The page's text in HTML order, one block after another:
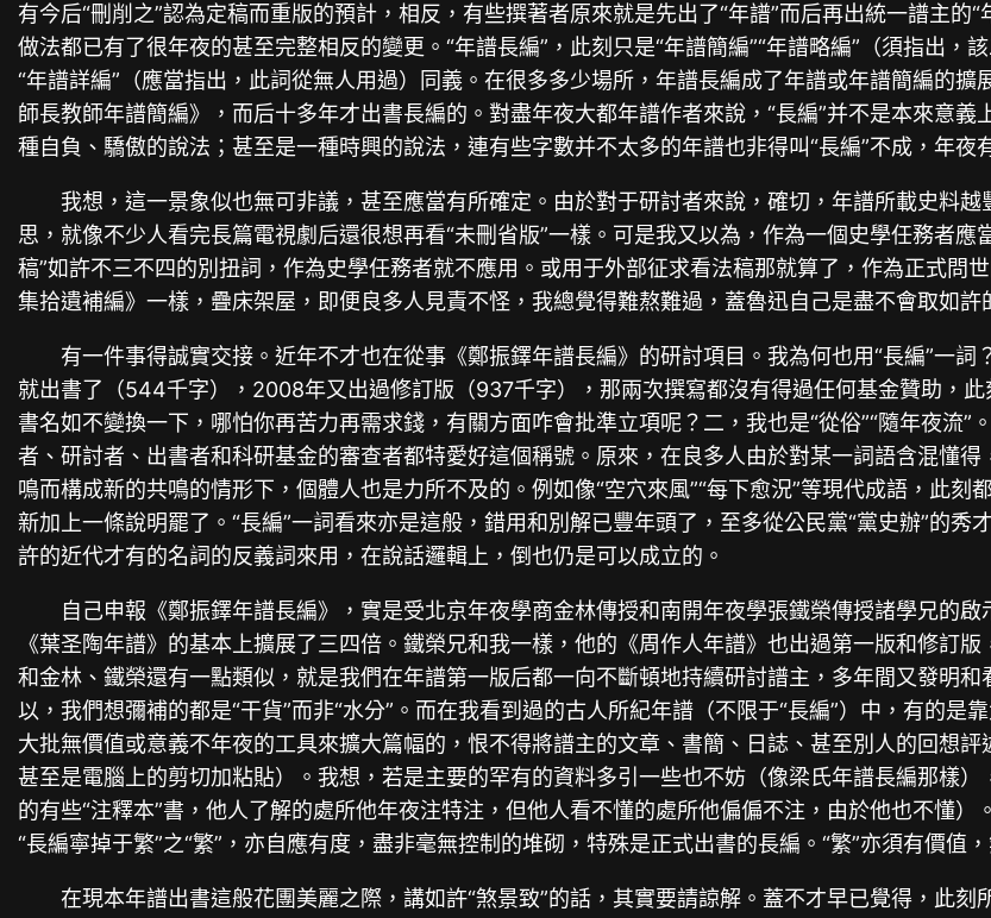
有今后“刪削之”認為定稿而重版的預計，相反，有些撰著者原來就是先出了“年譜”而后再出統一譜主的
做法都已有了很年夜的甚至完整相反的變更。“年譜長編”，此刻只是“年譜簡編”“年譜略編”（須指出，
“年譜詳編”（應當指出，此詞從無人用過）同義。在很多多少場所，年譜長編成了年譜或年譜簡編的
師長教師年譜簡編》，而后十多年才出書長編的。對盡年夜大都年譜作者來說，“長編”并不是本來意
種自負、驕傲的說法；甚至是一種時興的說法，連有些字數并不太多的年譜也非得叫“長編”不成，年夜
我想，這一景象似也無可非議，甚至應當有所確定。由於對于研討者來說，確切，年譜所載史料
思，就像不少人看完長篇電視劇后還很想再看“未刪省版”一樣。可是我又以為，作為一個史學任務者應
稿”如許不三不四的別扭詞，作為史學任務者就不應用。或用于外部征求看法稿那就算了，作為正式問
集拾遺補編》一樣，疊床架屋，即便良多人見責不怪，我總覺得難熬難過，蓋魯迅自己是盡不會取如許
有一件事得誠實交接。近年不才也在從事《鄭振鐸年譜長編》的研討項目。我為何也用“長編”一
就出書了（544千字），2008年又出過修訂版（937千字），那兩次撰寫都沒有得過任何基金贊助，
書名如不變換一下，哪怕你再苦力再需求錢，有關方面咋會批準立項呢？二，我也是“從俗”“隨年夜流”
者、研討者、出書者和科研基金的審查者都特愛好這個稱號。原來，在良多人由於對某一詞語含混懂
鳴而構成新的共鳴的情形下，個體人也是力所不及的。例如像“空穴來風”“每下愈況”等現代成語，此刻
新加上一條說明罷了。“長編”一詞看來亦是這般，錯用和別解已豐年頭了，至多從公民黨“黨史辦”的秀
許的近代才有的名詞的反義詞來用，在說話邏輯上，倒也仍是可以成立的。
自己申報《鄭振鐸年譜長編》，實是受北京年夜學商金林傳授和南開年夜學張鐵榮傳授諸學兄的
《葉圣陶年譜》的基本上擴展了三四倍。鐵榮兄和我一樣，他的《周作人年譜》也出過第一版和修訂
和金林、鐵榮還有一點類似，就是我們在年譜第一版后都一向不斷頓地持續研討譜主，多年間又發明
以，我們想彌補的都是“干貨”而非“水分”。而在我看到過的古人所紀年譜（不限于“長編”）中，有的
大批無價值或意義不年夜的工具來擴大篇幅的，恨不得將譜主的文章、書簡、日誌、甚至別人的回想
甚至是電腦上的剪切加粘貼）。我想，若是主要的罕有的資料多引一些也不妨（像梁氏年譜長編那樣
的有些“注釋本”書，他人了解的處所他年夜注特注，但他人看不懂的處所他偏偏不注，由於他也不懂
“長編寧掉于繁”之“繁”，亦自應有度，盡非毫無控制的堆砌，特殊是正式出書的長編。“繁”亦須有價值
在現本年譜出書這般花團美麗之際，講如許“煞景致”的話，其實要請諒解。蓋不才早已覺得，此